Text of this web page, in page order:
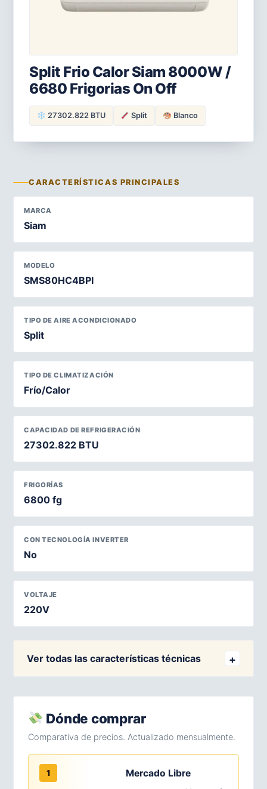
Split Frio Calor Siam 8000W /
6680 Frigorias On Off
27302.822 BTU Split Blanco
CARACTERÍSTICAS PRINCIPALES
MARCA
Siam
MODELO
SMS80HC4BPI
TIPO DE AIRE ACONDICIONADO
Split
TIPO DE CLIMATIZACIÓN
Frío/Calor
CAPACIDAD DE REFRIGERACIÓN
27302.822 BTU
FRIGORÍAS
6800 fg
CON TECNOLOGÍA INVERTER
No
VOLTAJE
220V
Ver todas las características técnicas
Dónde comprar
Comparativa de precios. Actualizado mensualmente.
1 Mercado Libre